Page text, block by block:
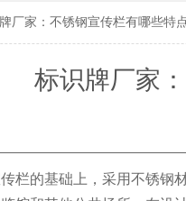
厂家：不锈钢宣传栏有哪些特
标识牌厂家
栏的基础上，采用不锈钢